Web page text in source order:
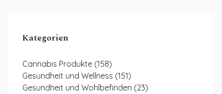
Kategorien
Cannabis Produkte (158)
Gesundheit und Wellness (151)
Gesundheit und Wohlbefinden (23)